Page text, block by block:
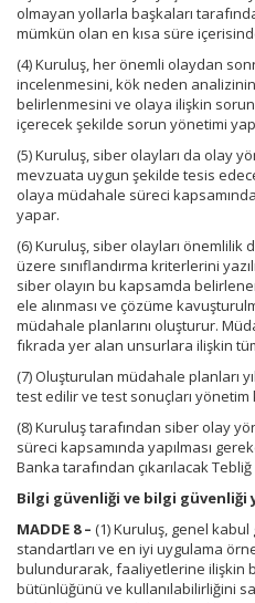
olmayan yollarla başkaları
mümkün olan en kısa süre
(4) Kuruluş, her önemli olaydan
incelenmesini, kök neden analizinin
belirlenmesini ve olaya ilişkin
içerecek şekilde sorun yönetimi
(5) Kuruluş, siber olayları da olay
mevzuata uygun şekilde tesis
olaya müdahale süreci
yapar.
(6) Kuruluş, siber olayları önemlilik
üzere sınıflandırma kriterlerini
siber olayın bu kapsamda
ele alınması ve çözüme
müdahale planlarını oluşturur.
fıkrada yer alan unsurlara ilişkin
(7) Oluşturulan müdahale planları
test edilir ve test sonuçları
(8) Kuruluş tarafından siber olay
süreci kapsamında yapılması
Banka tarafından çıkarılacak
Bilgi güvenliği ve bilgi güvenliği
MADDE 8 – (1) Kuruluş, genel
standartları ve en iyi uygulama
bulundurarak, faaliyetlerine ilişkin
bütünlüğünü ve kullanılabilirliğini